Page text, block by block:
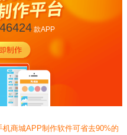
款APP
商城APP制作软件可省去90%的